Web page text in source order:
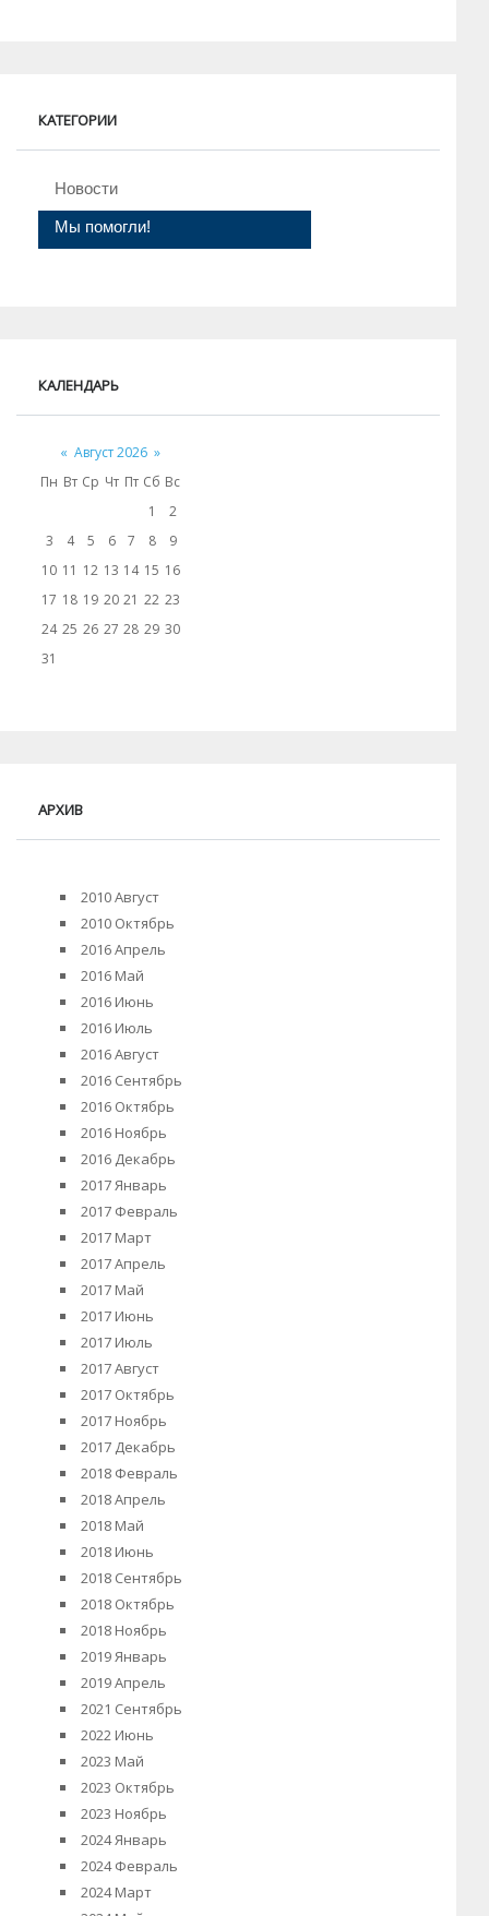
КАТЕГОРИИ
Новости
Мы помогли!
КАЛЕНДАРЬ
« Август 2026 »
Пн Вт Ср Чт Пт Сб Вс
1
2
3
4 5 6 7 8
9
10 11 12 13 14 15 16
17 18 19 20 21 22 23
24 25 26 27 28 29 30
31
АРХИВ
2010 Август
2010 Октябрь
2016 Апрель
2016 Май
2016 Июнь
2016 Июль
2016 Август
2016 Сентябрь
2016 Октябрь
2016 Ноябрь
2016 Декабрь
2017 Январь
2017 Февраль
2017 Март
2017 Апрель
2017 Май
2017 Июнь
2017 Июль
2017 Август
2017 Октябрь
2017 Ноябрь
2017 Декабрь
2018 Февраль
2018 Апрель
2018 Май
2018 Июнь
2018 Сентябрь
2018 Октябрь
2018 Ноябрь
2019 Январь
2019 Апрель
2021 Сентябрь
2022 Июнь
2023 Май
2023 Октябрь
2023 Ноябрь
2024 Январь
2024 Февраль
2024 Март